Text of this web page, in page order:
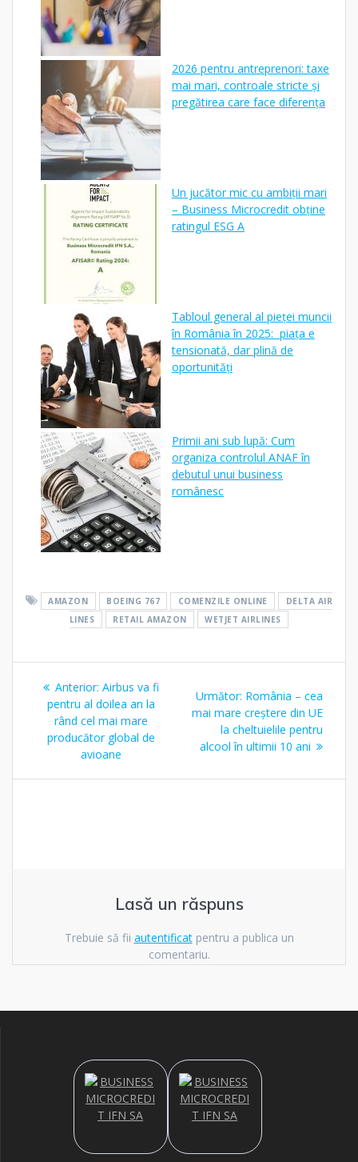
2026 pentru antreprenori: taxe
mai mari, controale stricte și
pregătirea care face diferența
Un jucător mic cu ambiții mari
– Business Microcredit obține
ratingul ESG A
Tabloul general al pieței muncii
în România în 2025: piața e
tensionată, dar plină de
oportunități
Primii ani sub lupă: Cum
organiza controlul ANAF în
debutul unui business
românesc
AMAZON BOEING 767 COMENZILE ONLINE
DELTA AIR
LINES
RETAIL AMAZON WETJET AIRLINES
Navigare
articole
Anterior: Articolul
anterior:
Airbus va fi
pentru al doilea an la
rând cel mai mare
producător global de
avioane
Următor: Articolul
următor:
România – cea
mai mare creștere din UE
la cheltuielile pentru
alcool în ultimii 10 ani
Lasă un răspuns
Trebuie să fii autentificatpentru a publica un
comentariu.